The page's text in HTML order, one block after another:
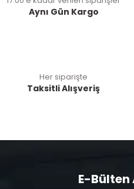
Aynı Gün Kargo
Her siparişte
Taksitli Alışveriş
E-